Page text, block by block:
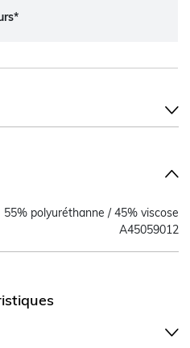
55% polyuréthanne / 45% viscose
A45059012